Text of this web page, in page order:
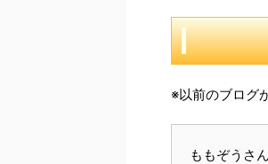
※以前のブログ
ももぞうさ